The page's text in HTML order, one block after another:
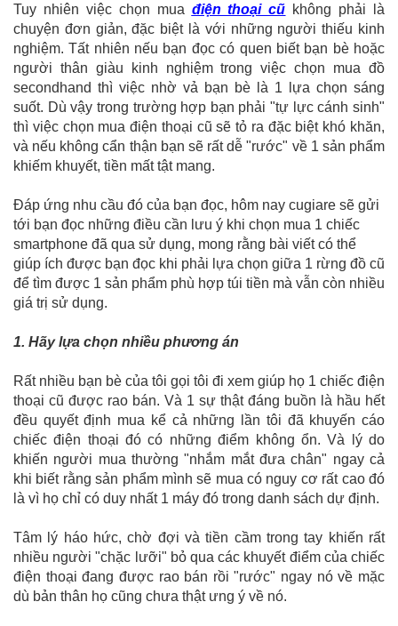
Tuy nhiên việc chọn mua điện thoại cũ không phải là
chuyện đơn giản, đặc biệt là với những người thiếu kinh
nghiệm. Tất nhiên nếu bạn đọc có quen biết bạn bè hoặc
người thân giàu kinh nghiệm trong việc chọn mua đồ
secondhand thì việc nhờ vả bạn bè là 1 lựa chọn sáng
suốt. Dù vậy trong trường hợp bạn phải "tự lực cánh sinh"
thì việc chọn mua điện thoại cũ sẽ tỏ ra đặc biệt khó khăn,
và nếu không cẩn thận bạn sẽ rất dễ "rước" về 1 sản phẩm
khiếm khuyết, tiền mất tật mang.
Đáp ứng nhu cầu đó của bạn đọc, hôm nay cugiare sẽ gửi
tới bạn đọc những điều cần lưu ý khi chọn mua 1 chiếc
smartphone đã qua sử dụng, mong rằng bài viết có thể
giúp ích được bạn đọc khi phải lựa chọn giữa 1 rừng đồ cũ
để tìm được 1 sản phẩm phù hợp túi tiền mà vẫn còn nhiều
giá trị sử dụng.
1. Hãy lựa chọn nhiều phương án
Rất nhiều bạn bè của tôi gọi tôi đi xem giúp họ 1 chiếc điện
thoại cũ được rao bán. Và 1 sự thật đáng buồn là hầu hết
đều quyết định mua kể cả những lần tôi đã khuyến cáo
chiếc điện thoại đó có những điểm không ổn. Và lý do
khiến người mua thường "nhắm mắt đưa chân" ngay cả
khi biết rằng sản phẩm mình sẽ mua có nguy cơ rất cao đó
là vì họ chỉ có duy nhất 1 máy đó trong danh sách dự định.
Tâm lý háo hức, chờ đợi và tiền cầm trong tay khiến rất
nhiều người "chặc lưỡi" bỏ qua các khuyết điểm của chiếc
điện thoại đang được rao bán rồi "rước" ngay nó về mặc
dù bản thân họ cũng chưa thật ưng ý về nó.